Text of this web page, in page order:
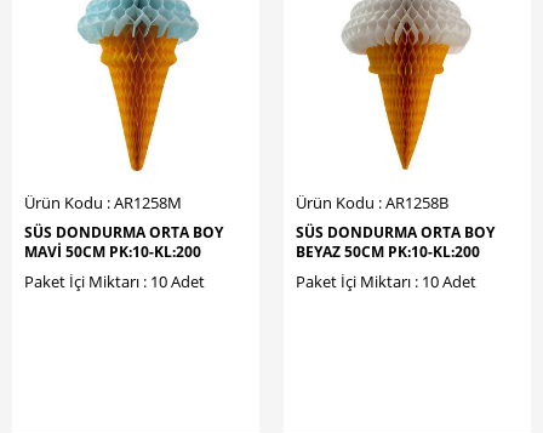
Ürün Kodu : AR1258M
SÜS DONDURMA ORTA BOY
MAVİ 50CM PK:10-KL:200
Paket İçi Miktarı : 10 Adet
Ürün Kodu : AR1258B
SÜS DONDURMA ORTA BOY
BEYAZ 50CM PK:10-KL:200
Paket İçi Miktarı : 10 Adet